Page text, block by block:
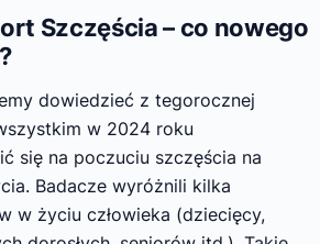
Szczęścia – co nowego
dowiedzieć z tegorocznej
w 2024 roku
się na poczuciu szczęścia na
Badacze wyróżnili kilka
w życiu człowieka (dziecięcy,